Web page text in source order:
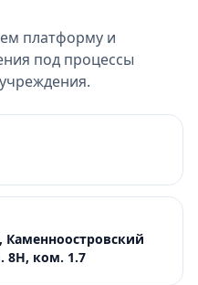
платформу и
под процессы
Каменноостровский
8Н, ком. 1.7